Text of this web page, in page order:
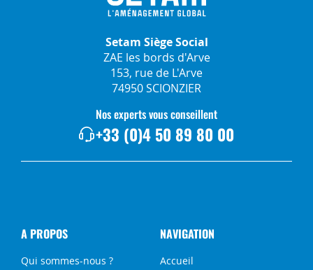
Setam Siège Social
ZAE les bords d'Arve
153, rue de L'Arve
74950 SCIONZIER
Nos experts vous conseillent
+33 (0)4 50 89 80 00
A PROPOS
Qui sommes-nous ?
NAVIGATION
Accueil